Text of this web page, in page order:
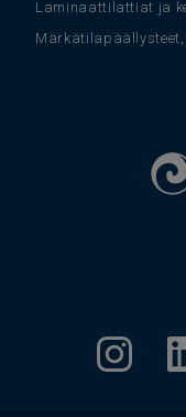
Laminaattilattiat ja